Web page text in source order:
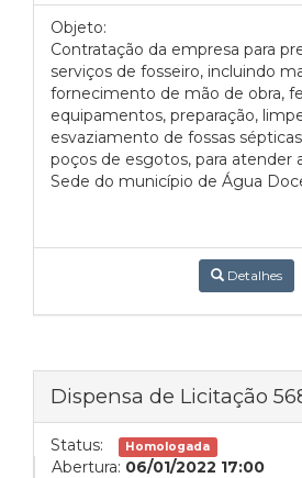
Objeto:
Contratação da empresa para
serviços de fosseiro, incluindo
fornecimento de mão de obra,
equipamentos, preparação,
esvaziamento de fossas
poços de esgotos, para atender
Sede do município de Água
Detalhes
Dispensa de Licitação
Status: Homologada
Abertura: 06/01/2022 17:00